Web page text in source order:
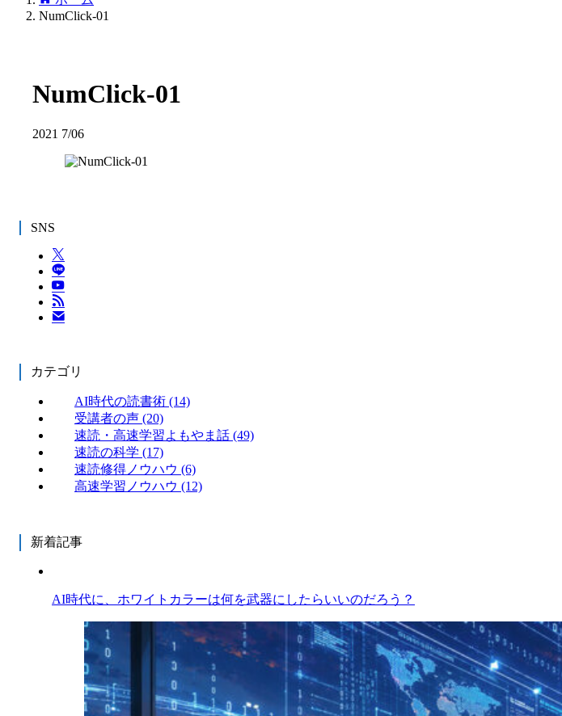
NumClick-01
NumClick-01
2021 7/06
SNS
カテゴリ
AI時代の読書術 (14)
受講者の声 (20)
速読・高速学習よもやま話 (49)
速読の科学 (17)
速読修得ノウハウ (6)
高速学習ノウハウ (12)
新着記事
AI時代に、ホワイトカラーは何を武器にしたらいいのだろう？